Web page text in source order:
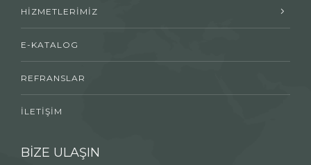
HİZMETLERİMİZ
E-KATALOG
REFRANSLAR
İLETİŞİM
BİZE ULAŞIN